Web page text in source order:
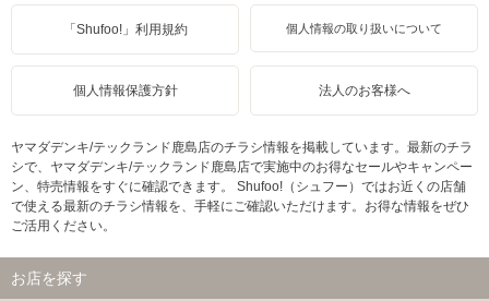
「Shufoo!」利用規約 個人情報の取り扱いについて
個人情報保護方針 法人のお客様へ
ヤマダデンキ/テックランド鹿島店のチラシ情報を掲載しています。最新のチラ
シで、ヤマダデンキ/テックランド鹿島店で実施中のお得なセールやキャンペー
ン、特売情報をすぐに確認できます。 Shufoo!（シュフー）ではお近くの店舗
で使える最新のチラシ情報を、手軽にご確認いただけます。お得な情報をぜひ
ご活用ください。
お店を探す